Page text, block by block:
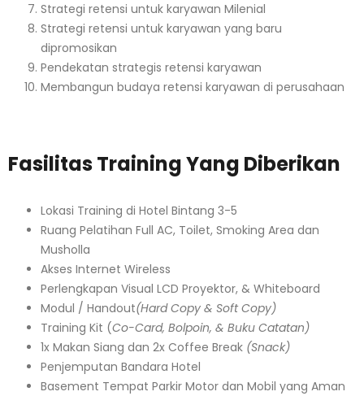
Strategi retensi untuk karyawan Milenial
Strategi retensi untuk karyawan yang baru
dipromosikan
Pendekatan strategis retensi karyawan
Membangun budaya retensi karyawan di perusahaan
Fasilitas Training Yang Diberikan
Lokasi Training di Hotel Bintang 3-5
Ruang Pelatihan Full AC, Toilet, Smoking Area dan
Musholla
Akses Internet Wireless
Perlengkapan Visual LCD Proyektor, & Whiteboard
Modul / Handout(Hard Copy & Soft Copy)
Training Kit (Co-Card, Bolpoin, & Buku Catatan)
1x Makan Siang dan 2x Coffee Break (Snack)
Penjemputan Bandara Hotel
Basement Tempat Parkir Motor dan Mobil yang Aman